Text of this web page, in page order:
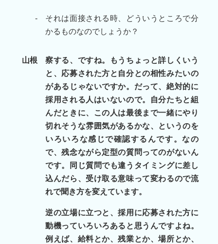
-
それは面接される時、どういうところで分
かるものなのでしょうか？
山根
察する、ですね。もうちょっと詳しくいう
と、応募された方と自分との相性みたいの
があるじゃないですか。だって、絶対的に
採用される人はいないので。自分たちと組
んだときに、この人は最後まで一緒にやり
切れそうな雰囲気があるかな、というのを
いろいろな感じで確認するんです。なの
で、残念ながら定型の質問ってのがないん
です。同じ質問でも違うタイミングに差し
込んだら、受け取る意味って変わるので流
れで聞き方を変えています。
逆の立場に立つと、採用に応募された方に
動機っていろいろあると思うんですよね。
例えば、給料とか、残業とか、場所とか、